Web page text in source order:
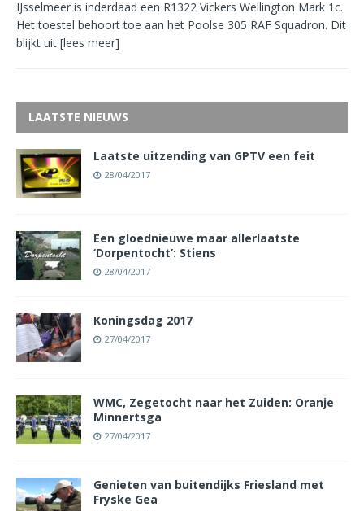
IJsselmeer is inderdaad een R1322 Vickers Wellington Mark 1c.
Het toestel behoort toe aan het Poolse 305 RAF Squadron. Dit
blijkt uit [lees meer]
LAATSTE NIEUWS
Laatste uitzending van GPTV een feit
28/04/2017
Een gloednieuwe maar allerlaatste
‘Dorpentocht’: Stiens
28/04/2017
Koningsdag 2017
27/04/2017
WMC, Zegetocht naar het Zuiden: Oranje
Minnertsga
27/04/2017
Genieten van buitendijks Friesland met
Fryske Gea